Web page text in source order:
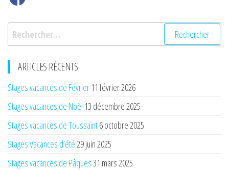
Rechercher :
ARTICLES RÉCENTS
Stages vacances de Février 11 février 2026
Stages vacances de Noël 13 décembre 2025
Stages vacances de Toussaint6 octobre 2025
Stages Vacances d’été29 juin 2025
Stages vacances de Pâques31 mars 2025